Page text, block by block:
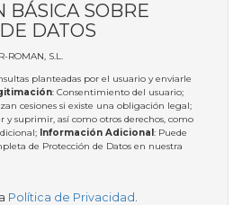
BÁSICA SOBRE
DATOS
ROMAN, S.L.
planteadas por el usuario y enviarle
: Consentimiento del usuario;
cesiones si existe una obligación legal;
y suprimir, así como otros derechos, como
Información Adicional: Puede
de Protección de Datos en nuestra
Política de Privacidad